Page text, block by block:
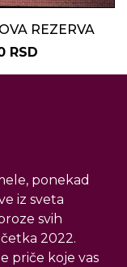
REZERVA
RSD
ponekad
iz sveta
svih
2022.
priče koje vas